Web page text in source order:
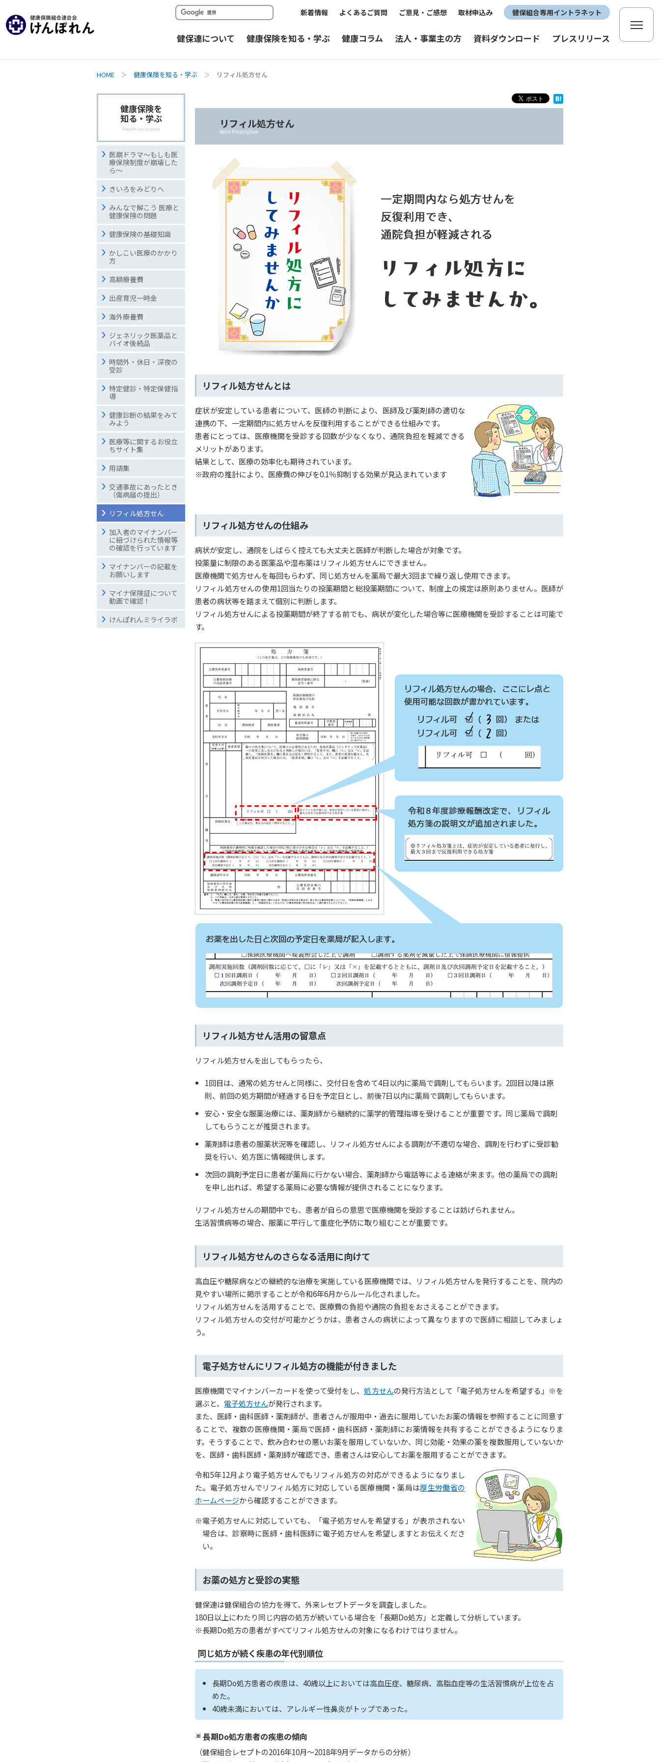
新着情報 よくあるご質問 ご意見・ご感想 取材申込み 健保組合専用イントラネット
健保連について 健康保険を知る・学ぶ 健康コラム 法人・事業主の方 資料ダウンロード プレスリリース
HOME ＞ 健康保険を知る・学ぶ ＞ リフィル処方せん
リフィル処方せん
Refill Prescription
リフィル処方せんとは
症状が安定している患者について、医師の判断により、医師及び薬剤師の適切な
連携の下、一定期間内に処方せんを反復利用することができる仕組みです。
患者にとっては、医療機関を受診する回数が少なくなり、通院負担を軽減できる
メリットがあります。
結果として、医療の効率化も期待されています。
※政府の推計により、医療費の伸びを0.1％抑制する効果が見込まれています
リフィル処方せんの仕組み
病状が安定し、通院をしばらく控えても大丈夫と医師が判断した場合が対象です。
投薬量に制限のある医薬品や湿布薬はリフィル処方せんにできません。
医療機関で処方せんを毎回もらわず、同じ処方せんを薬局で最大3回まで繰り返し使用できます。
リフィル処方せんの使用1回当たりの投薬期間と総投薬期間について、制度上の規定は原則ありません。医師が
患者の病状等を踏まえて個別に判断します。
リフィル処方せんによる投薬期間が終了する前でも、病状が変化した場合等に医療機関を受診することは可能で
す。
リフィル処方せん活用の留意点
リフィル処方せんを出してもらったら、
1回目は、通常の処方せんと同様に、交付日を含めて4日以内に薬局で調剤してもらいます。2回目以降は原
則、前回の処方期間が経過する日を予定日とし、前後7日以内に薬局で調剤してもらいます。
安心・安全な服薬治療には、薬剤師から継続的に薬学的管理指導を受けることが重要です。同じ薬局で調剤
してもらうことが推奨されます。
薬剤師は患者の服薬状況等を確認し、リフィル処方せんによる調剤が不適切な場合、調剤を行わずに受診勧
奨を行い、処方医に情報提供します。
次回の調剤予定日に患者が薬局に行かない場合、薬剤師から電話等による連絡が来ます。他の薬局での調剤
を申し出れば、希望する薬局に必要な情報が提供されることになります。
リフィル処方せんの期間中でも、患者が自らの意思で医療機関を受診することは妨げられません。
生活習慣病等の場合、服薬に平行して重症化予防に取り組むことが重要です。
リフィル処方せんのさらなる活用に向けて
高血圧や糖尿病などの継続的な治療を実施している医療機関では、リフィル処方せんを発行することを、院内の
見やすい場所に掲示することが令和6年6月からルール化されました。
リフィル処方せんを活用することで、医療費の負担や通院の負担をおさえることができます。
リフィル処方せんの交付が可能かどうかは、患者さんの病状によって異なりますので医師に相談してみましょ
う。
電子処方せんにリフィル処方の機能が付きました
医療機関でマイナンバーカードを使って受付をし、処方せんの発行方法として「電子処方せんを希望する」※を
選ぶと、 電子処方せんが発行されます。
また、医師・歯科医師・薬剤師が、患者さんが服用中・過去に服用していたお薬の情報を参照することに同意す
ることで、複数の医療機関・薬局で医師・歯科医師・薬剤師にお薬情報を共有することができるようになりま
す。そうすることで、飲み合わせの悪いお薬を服用していないか、同じ効能・効果の薬を複数服用していないか
を、医師・歯科医師・薬剤師が確認でき、患者さんは安心してお薬を服用することができます。
令和5年12月より電子処方せんでもリフィル処方の対応ができるようになりまし
た。電子処方せんでリフィル処方に対応している医療機関・薬局は厚生労働省の
ホームページから確認することができます。
※電子処方せんに対応していても、「電子処方せんを希望する」が表示されない
場合は、診察時に医師・歯科医師に電子処方せんを希望しますとお伝えくださ
い。
お薬の処方と受診の実態
健保連は健保組合の協力を得て、外来レセプトデータを調査しました。
180日以上にわたり同じ内容の処方が続いている場合を「長期Do処方」と定義して分析しています。
※長期Do処方の患者がすべてリフィル処方せんの対象になるわけではりません。
同じ処方が続く疾患の年代別順位
長期Do処方患者の疾患は、40歳以上においては高血圧症、糖尿病、高脂血症等の生活習慣病が上位を占
めた。
40歳未満においては、アレルギー性鼻炎がトップであった。
長期Do処方患者の疾患の傾向
（健保組合レセプトの2016年10月〜2018年9月データからの分析）
健康保険を
知る・学ぶ
Health-insurance
医崩ドラマ〜もしも医
療保険制度が崩壊した
ら〜
きいろをみどりへ
みんなで解こう 医療と
健康保険の問題
健康保険の基礎知識
かしこい医療のかかり
方
高額療養費
出産育児一時金
海外療養費
ジェネリック医薬品と
バイオ後続品
時間外・休日・深夜の
受診
特定健診・特定保健指
導
健康診断の結果をみて
みよう
医療等に関するお役立
ちサイト集
用語集
交通事故にあったとき
（傷病届の提出）
リフィル処方せん
加入者のマイナンバー
に紐づけられた情報等
の確認を行っています
マイナンバーの記載を
お願いします
マイナ保険証について
動画で確認！
けんぽれんミライラボ